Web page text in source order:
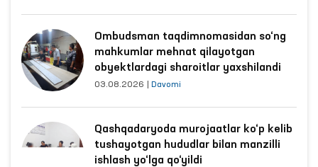
Ombudsman taqdimnomasidan so‘ng
mahkumlar mehnat qilayotgan
obyektlardagi sharoitlar yaxshilandi
03.08.2026 Davomi
Qashqadaryoda murojaatlar ko‘p kelib
tushayotgan hududlar bilan manzilli
ishlash yo‘lga qo‘yildi